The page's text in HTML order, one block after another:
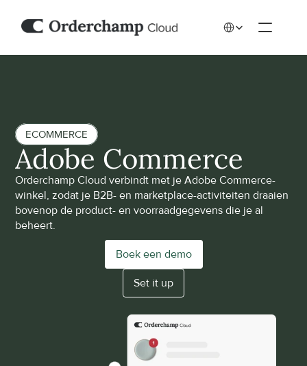
ECOMMERCE
Adobe Commerce
Orderchamp Cloud verbindt met je Adobe Commerce-
winkel, zodat je B2B- en marketplace-activiteiten draaien
bovenop de product- en voorraadgegevens die je al
beheert.
Boek een demo
Set it up